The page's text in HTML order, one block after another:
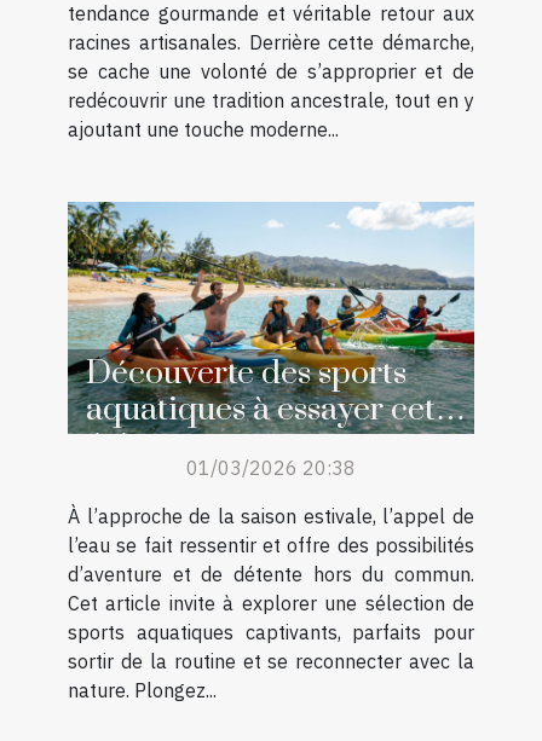
tendance gourmande et véritable retour aux
racines artisanales. Derrière cette démarche,
se cache une volonté de s’approprier et de
redécouvrir une tradition ancestrale, tout en y
ajoutant une touche moderne...
Découverte des sports
aquatiques à essayer cet
été
01/03/2026 20:38
À l’approche de la saison estivale, l’appel de
l’eau se fait ressentir et offre des possibilités
d’aventure et de détente hors du commun.
Cet article invite à explorer une sélection de
sports aquatiques captivants, parfaits pour
sortir de la routine et se reconnecter avec la
nature. Plongez...